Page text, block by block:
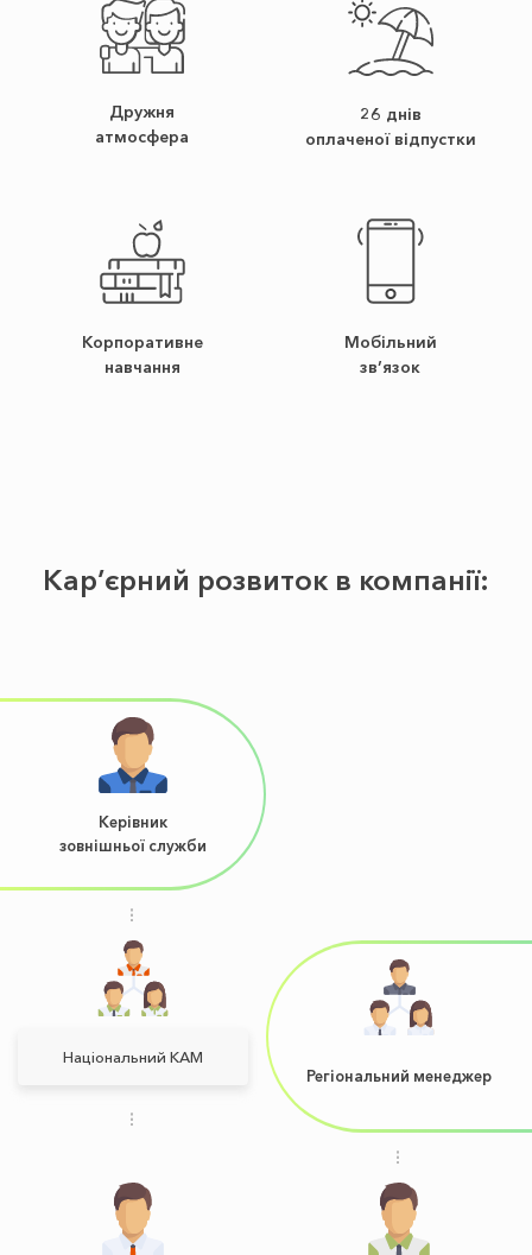
Дружня
атмосфера
26 днів
оплаченої відпустки
Корпоративне
навчання
Мобільний
зв’язок
Кар’єрний розвиток в компанії:
Керівник
зовнішньої служби
Національний КАМ
Регіональний менеджер